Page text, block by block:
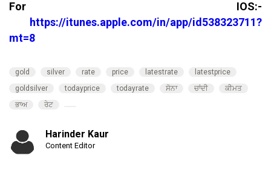
For IOS:-
https://itunes.apple.com/in/app/id538323711?
mt=8
gold silver rate price latestrate
latestprice
goldsilver
todayprice todayrate ਸੋਨਾ ਚਾਂਦੀ
ਕੀਮਤ
ਭਾਅ
ਰੇਟ
Harinder Kaur
Content Editor